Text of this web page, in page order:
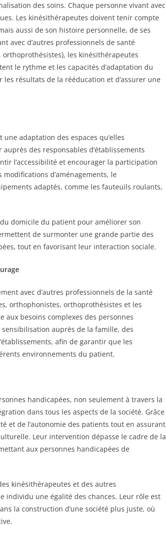
des soins. Chaque personne vivant avec
Les kinésithérapeutes doivent tenir compte
aussi de son histoire personnelle, de ses
avec d’autres professionnels de santé
les kinésithérapeutes
le rythme et les capacités d’adaptation du
résultats de la rééducation et d’assurer une
adaptation des espaces qu’elles
des responsables d’établissements
l’accessibilité et encourager la participation
d’aménagements, le
adaptés, comme les fauteuils roulants,
domicile du patient pour améliorer son
de surmonter une grande partie des
tout en favorisant leur interaction sociale.
avec d’autres professionnels de la santé
orthophonistes, orthoprothésistes et les
besoins complexes des personnes
auprès de la famille, des
afin de garantir que les
environnements du patient.
handicapées, non seulement à travers la
dans tous les aspects de la société. Grâce
et de l’autonomie des patients tout en assurant
Leur intervention dépasse le cadre de la
aux personnes handicapées de
kinésithérapeutes et des autres
individu une égalité des chances. Leur rôle est
la construction d’une société plus juste, où